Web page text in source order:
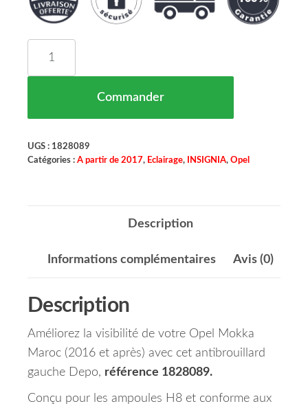
Commander
UGS : 1828089
Catégories : A partir de 2017, Eclairage, INSIGNIA, Opel
Description
Informations complémentaires Avis (0)
Description
Améliorez la visibilité de votre Opel Mokka
Maroc (2016 et après) avec cet antibrouillard
gauche Depo, référence 1828089.
Conçu pour les ampoules H8 et conforme aux